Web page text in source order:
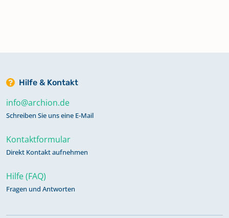
Hilfe & Kontakt
info@archion.de
Schreiben Sie uns eine E-Mail
Kontaktformular
Direkt Kontakt aufnehmen
Hilfe (FAQ)
Fragen und Antworten